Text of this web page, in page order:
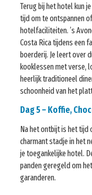
Terug bij het hotel kun
tijd om te ontspannen
hotelfaciliteiten. ’s
Costa Rica tijdens een
boerderij. Je leert over
kooklessen met verse,
heerlijk traditioneel
schoonheid van het
Dag 5 – Koffie,
Na het ontbijt is het tijd
charmant stadje in het
je toegankelijke hotel.
panden geregeld om
garanderen.